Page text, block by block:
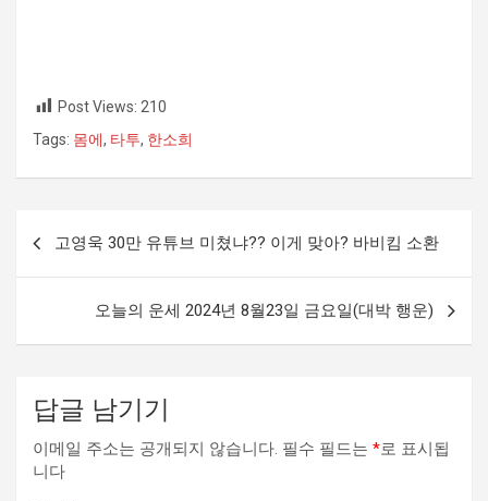
Post Views: 210
Tags: 몸에, 타투, 한소희
션
고영욱 30만 유튜브 미쳤냐?? 이게 맞아? 바비킴 소환
오늘의 운세 2024년 8월23일 금요일(대박 행운)
답글 남기기
이메일 주소는 공개되지 않습니다. 필수 필드는 *로 표시됩
니다